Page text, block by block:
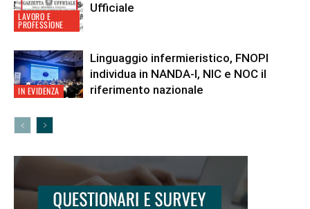
LAVORO E
PROFESSIONE
Ufficiale
IN EVIDENZA
Linguaggio infermieristico, FNOPI
individua in NANDA-I, NIC e NOC il
riferimento nazionale